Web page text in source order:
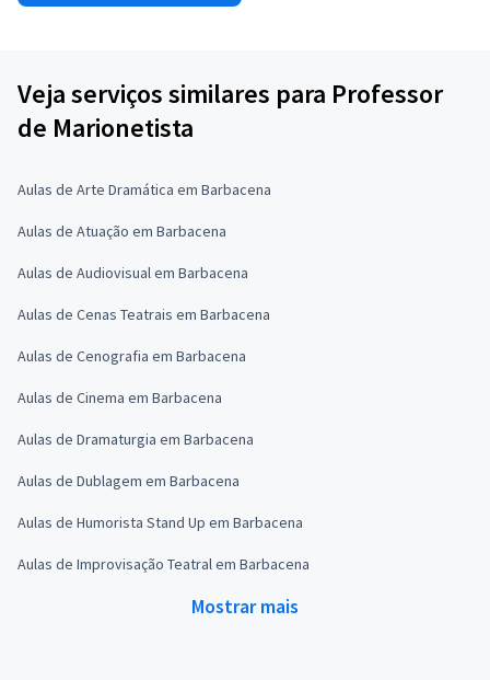
Veja serviços similares para Professor
de Marionetista
Aulas de Arte Dramática em Barbacena
Aulas de Atuação em Barbacena
Aulas de Audiovisual em Barbacena
Aulas de Cenas Teatrais em Barbacena
Aulas de Cenografia em Barbacena
Aulas de Cinema em Barbacena
Aulas de Dramaturgia em Barbacena
Aulas de Dublagem em Barbacena
Aulas de Humorista Stand Up em Barbacena
Aulas de Improvisação Teatral em Barbacena
Mostrar mais